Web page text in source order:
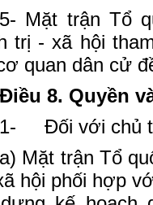
5- Mặt trận Tổ
trị - xã hội
quan dân cử
Điều 8. Quyền
1-
Đối với chủ
a) Mặt trận Tổ
hội phối hợp